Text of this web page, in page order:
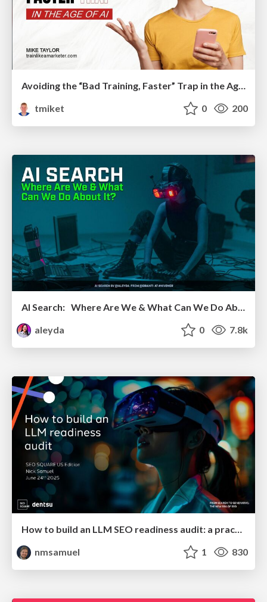
Avoiding the “Bad Training, Faster” Trap in the Age of AI
tmiket
0 200
AI Search: Where Are We & What Can We Do About It?
aleyda
0 7.8k
How to build an LLM SEO readiness audit: a practical framework
nmsamuel
1 830